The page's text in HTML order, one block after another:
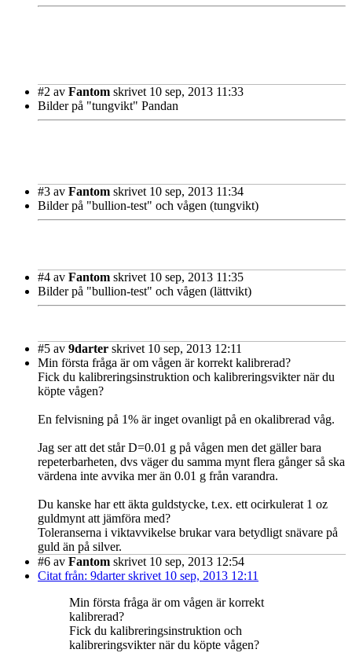
#2 av Fantom skrivet 10 sep, 2013 11:33
Bilder på "tungvikt" Pandan
#3 av Fantom skrivet 10 sep, 2013 11:34
Bilder på "bullion-test" och vågen (tungvikt)
#4 av Fantom skrivet 10 sep, 2013 11:35
Bilder på "bullion-test" och vågen (lättvikt)
#5 av 9darter skrivet 10 sep, 2013 12:11
Min första fråga är om vågen är korrekt kalibrerad?
Fick du kalibreringsinstruktion och kalibreringsvikter när du
köpte vågen?
En felvisning på 1% är inget ovanligt på en okalibrerad våg.
Jag ser att det står D=0.01 g på vågen men det gäller bara
repeterbarheten, dvs väger du samma mynt flera gånger så ska
värdena inte avvika mer än 0.01 g från varandra.
Du kanske har ett äkta guldstycke, t.ex. ett ocirkulerat 1 oz
guldmynt att jämföra med?
Toleranserna i viktavvikelse brukar vara betydligt snävare på
guld än på silver.
#6 av Fantom skrivet 10 sep, 2013 12:54
Citat från: 9darter skrivet 10 sep, 2013 12:11
Min första fråga är om vågen är korrekt
kalibrerad?
Fick du kalibreringsinstruktion och
kalibreringsvikter när du köpte vågen?